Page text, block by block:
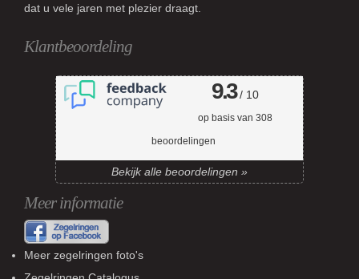
dat u vele jaren met plezier draagt.
Klantbeoordeling
9.3/ 10
op basis van 308
beoordelingen
Bekijk alle beoordelingen »
Meer informatie
Meer zegelringen foto's